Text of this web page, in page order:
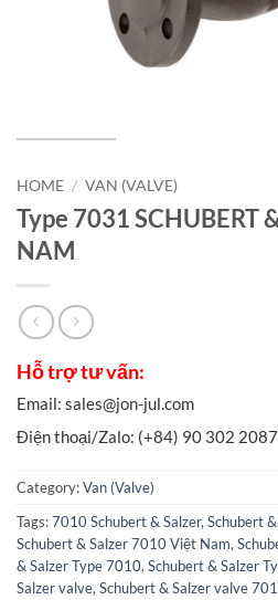
HOME / VAN (VALVE)
Type 7031 SCHUBERT
NAM
Category:Van (Valve)
Tags:7010 Schubert & Salzer,Schubert
Schubert & Salzer 7010 Việt Nam,
& Salzer Type 7010,Schubert & Salzer
Salzer valve,Schubert & Salzer valve